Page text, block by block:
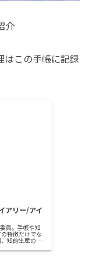
介
はこの手帳に記録
アリー/アイ
員。手帳や知
特徴だけでな
知的生産の手
手帳イベン